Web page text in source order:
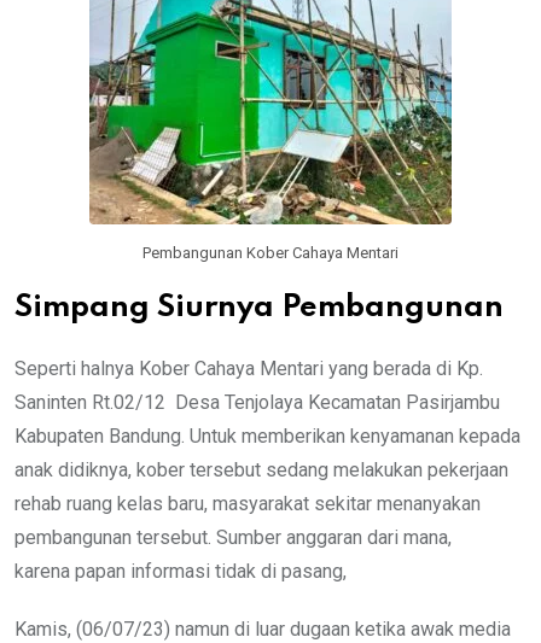
Pembangunan Kober Cahaya Mentari
Simpang Siurnya Pembangunan
Seperti halnya Kober Cahaya Mentari yang berada di Kp.
Saninten Rt.02/12 Desa Tenjolaya Kecamatan Pasirjambu
Kabupaten Bandung. Untuk memberikan kenyamanan kepada
anak didiknya, kober tersebut sedang melakukan pekerjaan
rehab ruang kelas baru, masyarakat sekitar menanyakan
pembangunan tersebut. Sumber anggaran dari mana,
karena papan informasi tidak di pasang,
Kamis, (06/07/23) namun di luar dugaan ketika awak media